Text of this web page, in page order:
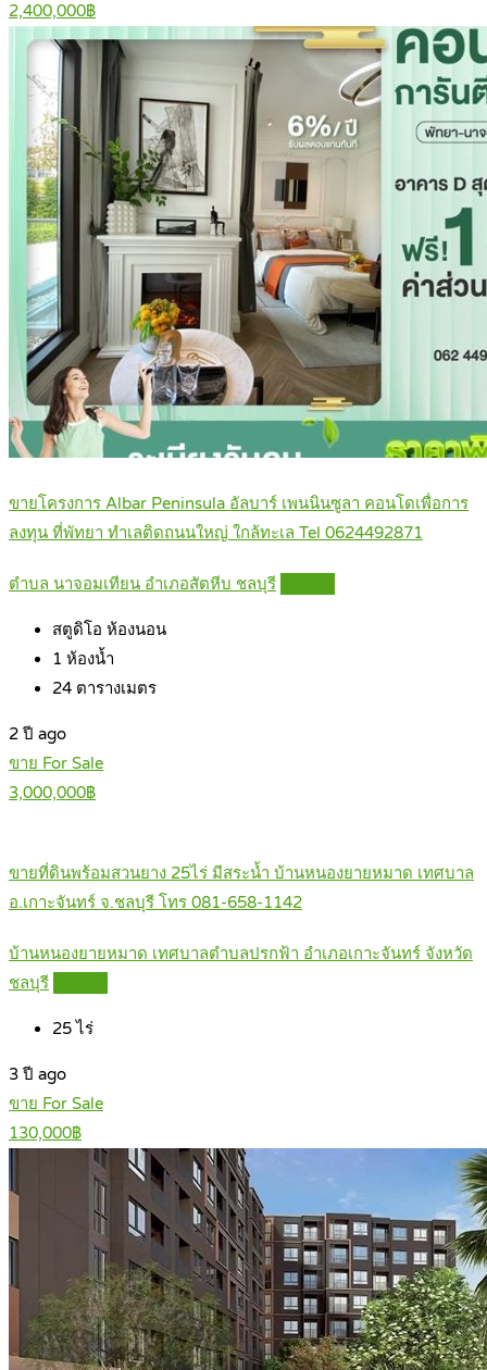
2,400,000฿
ขายโครงการ Albar Peninsula อัลบาร์ เพนนินซูลา คอนโดเพื่อการ
ลงทุน ที่พัทยา ทำเลติดถนนใหญ่ ใกล้ทะเล Tel 0624492871
ตำบล นาจอมเทียน อำเภอสัตหีบ ชลบุรี
สตูดิโอ ห้องนอน
1 ห้องน้ำ
24 ตารางเมตร
2 ปี ago
ขาย For Sale
3,000,000฿
ขายที่ดินพร้อมสวนยาง 25ไร่ มีสระน้ำ บ้านหนองยายหมาด เทศบาล
อ.เกาะจันทร์ จ.ชลบุรี โทร 081-658-1142
บ้านหนองยายหมาด เทศบาลตำบลปรกฟ้า อำเภอเกาะจันทร์ จังหวัด
ชลบุรี
25ไร่
3 ปี ago
ขาย For Sale
130,000฿